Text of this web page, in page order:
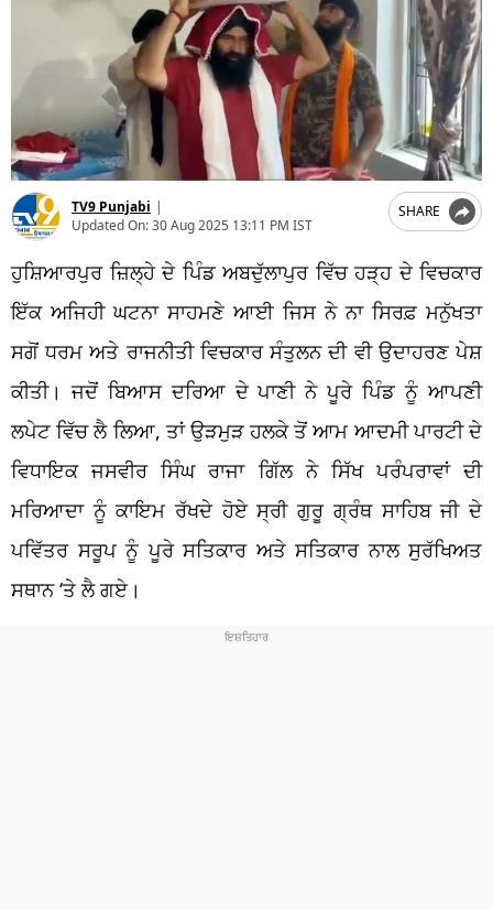
TV9 Punjabi |
Updated On:30 Aug 2025 13:11 PM IST
SHARE
ਹੁਸ਼ਿਆਰਪੁਰ ਜ਼ਿਲ੍ਹੇ ਦੇ ਪਿੰਡ ਅਬਦੁੱਲਾਪੁਰ ਵਿੱਚ ਹੜ੍ਹ ਦੇ ਵਿਚਕਾਰ
ਇੱਕ ਅਜਿਹੀ ਘਟਨਾ ਸਾਹਮਣੇ ਆਈ ਜਿਸ ਨੇ ਨਾ ਸਿਰਫ਼ ਮਨੁੱਖਤਾ
ਸਗੋਂ ਧਰਮ ਅਤੇ ਰਾਜਨੀਤੀ ਵਿਚਕਾਰ ਸੰਤੁਲਨ ਦੀ ਵੀ ਉਦਾਹਰਣ ਪੇਸ਼
ਕੀਤੀ। ਜਦੋਂ ਬਿਆਸ ਦਰਿਆ ਦੇ ਪਾਣੀ ਨੇ ਪੂਰੇ ਪਿੰਡ ਨੂੰ ਆਪਣੀ
ਲਪੇਟ ਵਿੱਚ ਲੈ ਲਿਆ, ਤਾਂ ਉੜਮੁੜ ਹਲਕੇ ਤੋਂ ਆਮ ਆਦਮੀ ਪਾਰਟੀ ਦੇ
ਵਿਧਾਇਕ ਜਸਵੀਰ ਸਿੰਘ ਰਾਜਾ ਗਿੱਲ ਨੇ ਸਿੱਖ ਪਰੰਪਰਾਵਾਂ ਦੀ
ਮਰਿਆਦਾ ਨੂੰ ਕਾਇਮ ਰੱਖਦੇ ਹੋਏ ਸ੍ਰੀ ਗੁਰੂ ਗ੍ਰੰਥ ਸਾਹਿਬ ਜੀ ਦੇ
ਪਵਿੱਤਰ ਸਰੂਪ ਨੂੰ ਪੂਰੇ ਸਤਿਕਾਰ ਅਤੇ ਸਤਿਕਾਰ ਨਾਲ ਸੁਰੱਖਿਅਤ
ਸਥਾਨ ‘ਤੇ ਲੈ ਗਏ।